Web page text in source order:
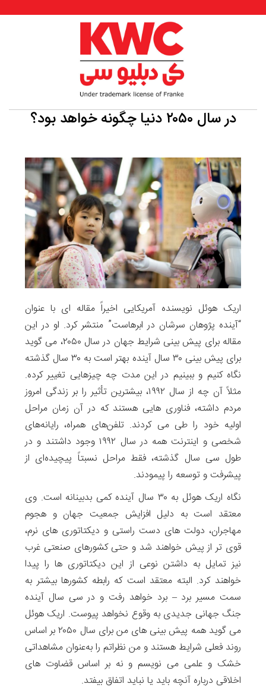
در سال ۲۰۵۰ دنیا چگونه خواهد بود؟
اریک هوئل نویسنده آمریکایی اخیراً مقاله ای با عنوان
“آینده پژوهان سرشان در ابرهاست” منتشر کرد. او در این
مقاله برای پیش بینی شرایط جهان در سال ۲۰۵۰، می گوید
برای پیش بینی ۳۰ سال آینده بهتر است به ۳۰ سال گذشته
نگاه کنیم و ببینیم در این مدت چه چیزهایی تغییر کرده.
مثلاً آن چه از سال ۱۹۹۲، بیشترین تأثیر را بر زندگی امروز
مردم داشته، فناوری هایی هستند که در آن زمان مراحل
اولیه خود را طی می کردند. تلفن‌های همراه، رایانه‌های
شخصی و اینترنت همه در سال ۱۹۹۲ وجود داشتند و در
طول سی سال گذشته، فقط مراحل نسبتاً پیچیده‌ای از
پیشرفت و توسعه را پیمودند.
نگاه اریک هوئل به ۳۰ سال آینده کمی بدبینانه است. وی
معتقد است به دلیل افزایش جمعیت جهان و هجوم
مهاجران، دولت های دست راستی و دیکتاتوری های نرم،
قوی تر از پیش خواهند شد و حتی کشورهای صنعتی غرب
نیز تمایل به داشتن نوعی از این دیکتاتوری ها را پیدا
خواهند کرد. البته معتقد است که رابطه کشورها بیشتر به
سمت مسیر برد – برد خواهد رفت و در سی سال آینده
جنگ جهانی جدیدی به وقوع نخواهد پیوست. اریک هوئل
می گوید همه پیش بینی های من برای سال ۲۰۵۰ بر اساس
روند فعلی شرایط هستند و من نظراتم را به‌عنوان مشاهداتی
خشک و علمی می نویسم و نه بر اساس قضاوت ‌های
اخلاقی درباره آنچه باید یا نباید اتفاق بیفتد.